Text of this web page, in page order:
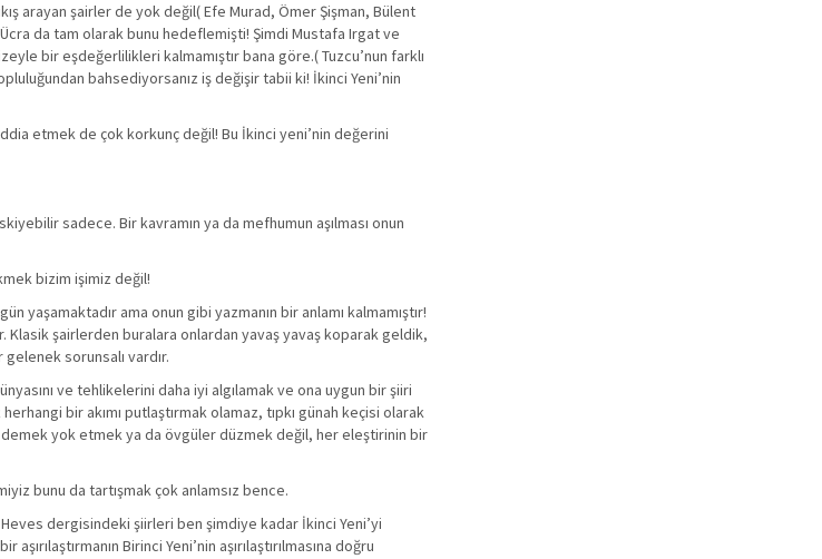
arayan şairler de yok değil( Efe Murad, Ömer Şişman, Bülent
da tam olarak bunu hedeflemişti! Şimdi Mustafa Irgat ve
bir eşdeğerlilikleri kalmamıştır bana göre.( Tuzcu’nun farklı
bahsediyorsanız iş değişir tabii ki! İkinci Yeni’nin
etmek de çok korkunç değil! Bu İkinci yeni’nin değerini
sadece. Bir kavramın ya da mefhumun aşılması onun
bizim işimiz değil!
yaşamaktadır ama onun gibi yazmanın bir anlamı kalmamıştır!
Klasik şairlerden buralara onlardan yavaş yavaş koparak geldik,
sorunsalı vardır.
ve tehlikelerini daha iyi algılamak ve ona uygun bir şiiri
bir akımı putlaştırmak olamaz, tıpkı günah keçisi olarak
yok etmek ya da övgüler düzmek değil, her eleştirinin bir
bunu da tartışmak çok anlamsız bence.
dergisindeki şiirleri ben şimdiye kadar İkinci Yeni’yi
Birinci Yeni’nin aşırılaştırılmasına doğru